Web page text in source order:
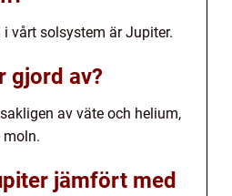
vårt solsystem är Jupiter.
gjord av?
av väte och helium,
moln.
jämfört med